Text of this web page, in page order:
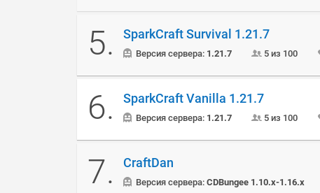
5. SparkCraft Survival 1.21.7
Версия сервера: 1.21.7 5 из 100
6. SparkCraft Vanilla 1.21.7
Версия сервера: 1.21.7 5 из 100
7. CraftDan
Версия сервера: CDBungee 1.10.x-1.16.x